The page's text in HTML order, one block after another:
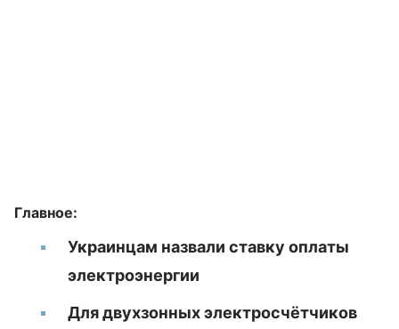
Главное:
Украинцам назвали ставку оплаты
электроэнергии
Для двухзонных электросчётчиков